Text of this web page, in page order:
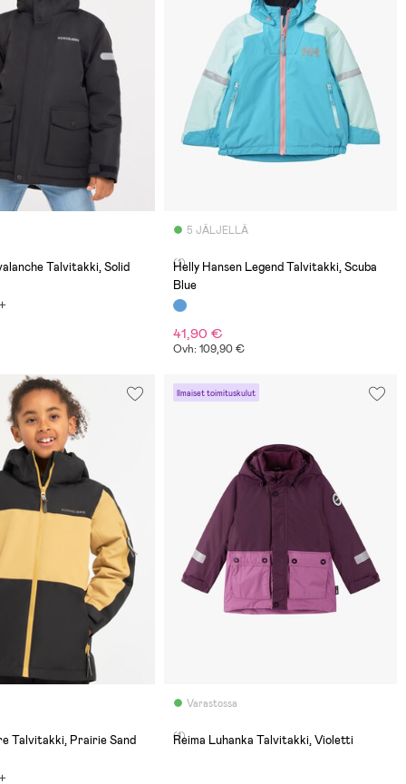
Talvitakki, Solid
5 JÄLJELLÄ
(1)
Helly Hansen Legend Talvitakki, Scuba
Blue
41,90 €
Ovh: 109,90 €
Talvitakki, Prairie Sand
Ilmaiset toimituskulut
Varastossa
(1)
Reima Luhanka Talvitakki, Violetti